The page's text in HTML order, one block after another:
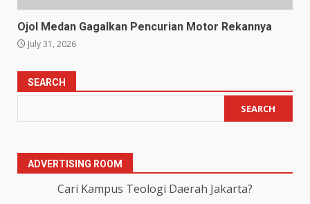
Ojol Medan Gagalkan Pencurian Motor Rekannya
July 31, 2026
SEARCH
SEARCH
ADVERTISING ROOM
Cari Kampus Teologi Daerah Jakarta?